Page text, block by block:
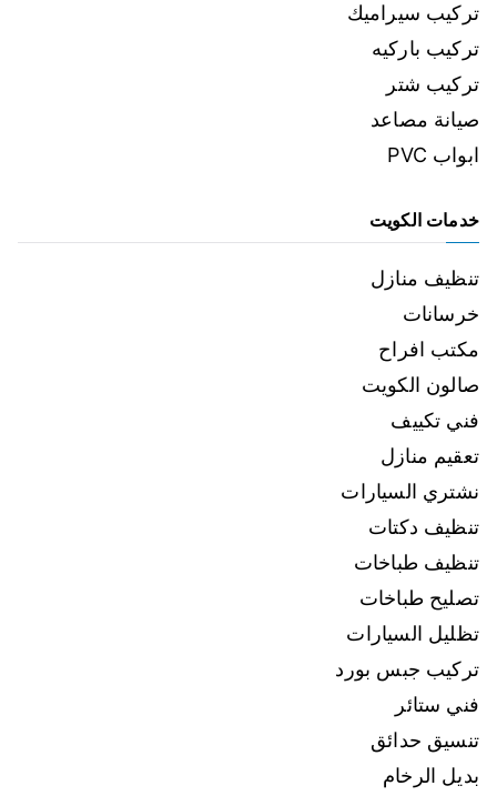
تركيب سيراميك
تركيب باركيه
تركيب شتر
صيانة مصاعد
ابواب PVC
خدمات الكويت
تنظيف منازل
خرسانات
مكتب افراح
صالون الكويت
فني تكييف
تعقيم منازل
نشتري السيارات
تنظيف دكتات
تنظيف طباخات
تصليح طباخات
تظليل السيارات
تركيب جبس بورد
فني ستائر
تنسيق حدائق
بديل الرخام